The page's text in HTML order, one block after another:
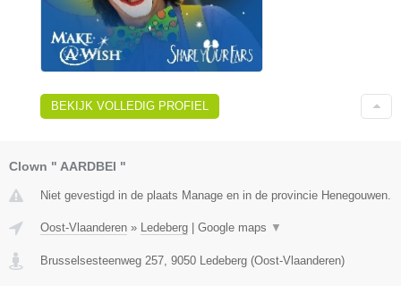
BEKIJK VOLLEDIG PROFIEL
Clown " AARDBEI "
Niet gevestigd in de plaats Manage en in de provincie Henegouwen.
Oost-Vlaanderen » Ledeberg Google maps ▼
Brusselsesteenweg 257, 9050 Ledeberg (Oost-Vlaanderen)